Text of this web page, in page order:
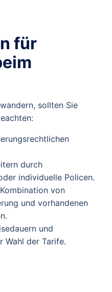
für
sollten Sie
durch
individuelle Policen.
von
und vorhandenen
und
Wahl der Tarife.